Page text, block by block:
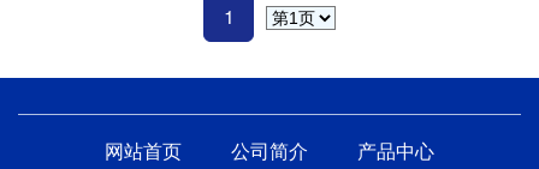
1
网站首页 公司简介 产品中心